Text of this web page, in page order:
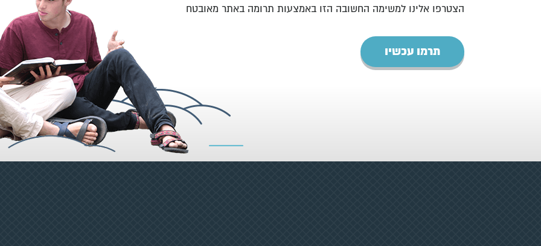
הצטרפו אלינו למשימה החשובה הזו באמצעות תרומה באתר מאובטח
תרמו עכשיו